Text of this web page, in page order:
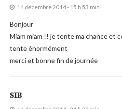
14 décembre 2014 - 15 h 53 min
Bonjour
Miam miam !! je tente ma chance et
tente énormément
merci et bonne fin de journée
SIB